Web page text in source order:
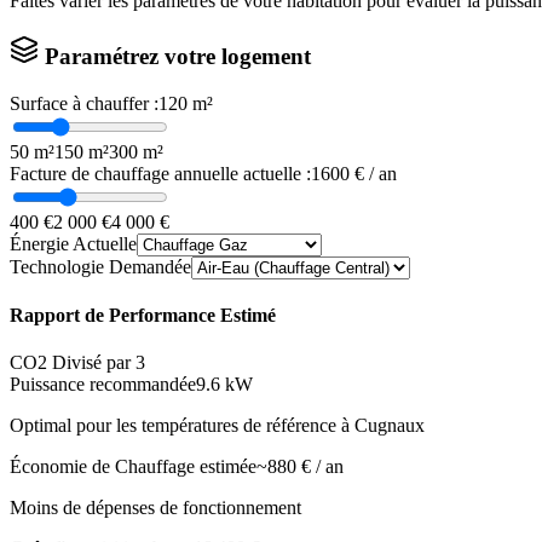
Paramétrez votre logement
Surface à chauffer :120 m²
50 m²150 m²300 m²
Facture de chauffage annuelle actuelle :1600 € / an
400 €2 000 €4 000 €
Énergie Actuelle
Technologie Demandée
Rapport de Performance Estimé
CO2 Divisé par 3
Puissance recommandée9.6 kW
Optimal pour les températures de référence à Cugnaux
Économie de Chauffage estimée~880 € / an
Moins de dépenses de fonctionnement